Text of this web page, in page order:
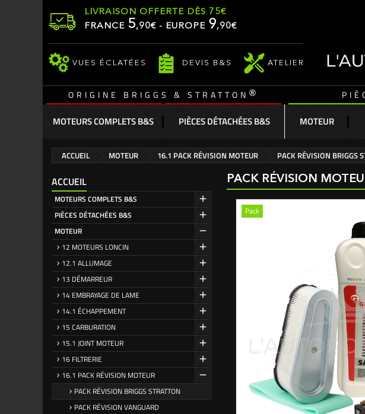
LIVRAISON OFFERTE DÈS 75€
FRANCE 5,90€ - EUROPE 9,90€
VUES ÉCLATÉES DEVIS B&S ATELIER
ORIGINE BRIGGS & STRATTON ®
MOTEURS COMPLETS B&S PIÈCES DÉTACHÉES B&S MOTEUR
ACCUEIL MOTEUR 16.1 PACK RÉVISION MOTEUR PACK RÉVISION BRIGGS
ACCUEIL
MOTEURS COMPLETS B&S
PIÈCES DÉTACHÉES B&S
MOTEUR
12 MOTEURS LONCIN
12.1 ALLUMAGE
13 DÉMARREUR
14 EMBRAYAGE DE LAME
14.1 ÉCHAPPEMENT
15 CARBURATION
15.1 JOINT MOTEUR
16 FILTRERIE
16.1 PACK RÉVISION MOTEUR
PACK RÉVISION BRIGGS STRATTON
PACK RÉVISION VANGUARD
PACK RÉVISION
Pack